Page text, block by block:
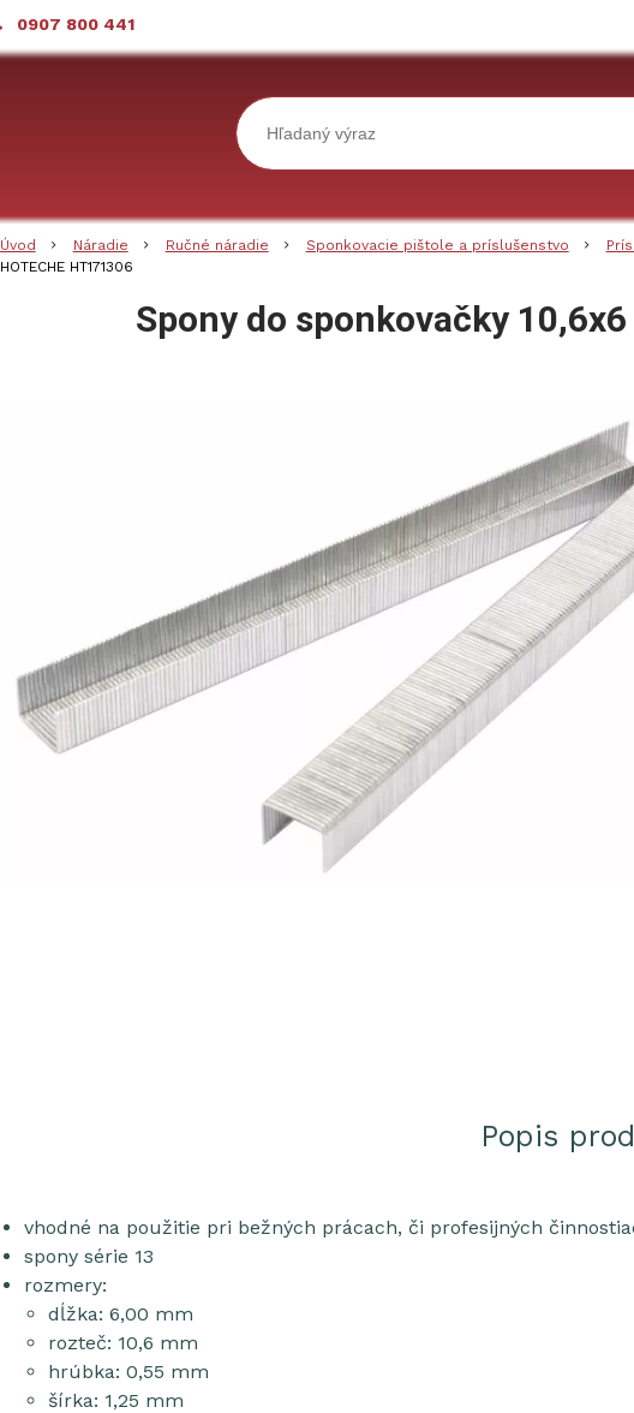
0907 800 441
Úvod Náradie Ručné náradie Sponkovacie pištole a príslušenstvo
HOTECHE HT171306
Spony do sponkovačky
Popis
vhodné na použitie pri bežných prácach, či profesijných
spony série 13
rozmery:
dĺžka: 6,00 mm
rozteč: 10,6 mm
hrúbka: 0,55 mm
šírka: 1,25 mm